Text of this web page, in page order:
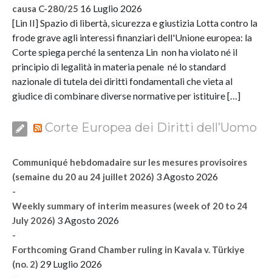
causa C-280/25 16 Luglio 2026
[Lin II] Spazio di libertà, sicurezza e giustizia Lotta contro la
frode grave agli interessi finanziari dell'Unione europea: la
Corte spiega perché la sentenza Lin non ha violato né il
principio di legalità in materia penale né lo standard
nazionale di tutela dei diritti fondamentali che vieta al
giudice di combinare diverse normative per istituire […]
Corte Europea dei Diritti dell’Uomo
Communiqué hebdomadaire sur les mesures provisoires
(semaine du 20 au 24 juillet 2026) 3 Agosto 2026
-
Weekly summary of interim measures (week of 20 to 24
July 2026) 3 Agosto 2026
-
Forthcoming Grand Chamber ruling in Kavala v. Türkiye
(no. 2) 29 Luglio 2026